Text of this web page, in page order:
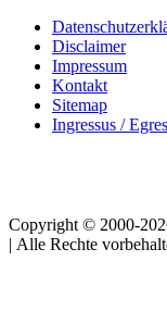
Disclaimer
Impressum
Kontakt
Sitemap
Ingressus /
Copyright © 2000-
| Alle Rechte